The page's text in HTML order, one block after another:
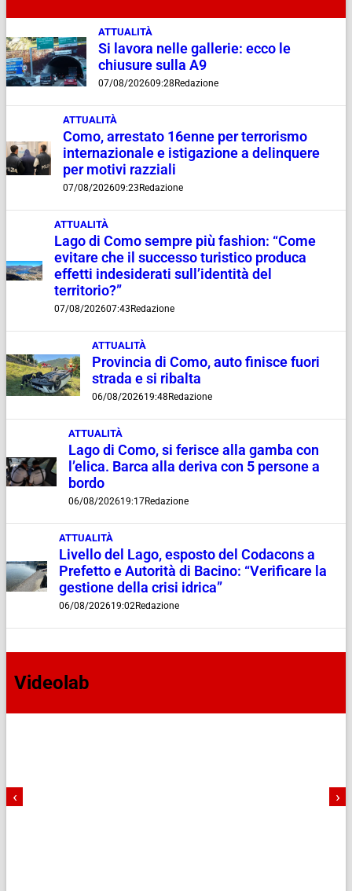
ATTUALITÀ
Si lavora nelle gallerie: ecco le
chiusure sulla A9
07/08/202609:28 Redazione
ATTUALITÀ
Como, arrestato 16enne per terrorismo
internazionale e istigazione a delinquere
per motivi razziali
07/08/202609:23 Redazione
ATTUALITÀ
Lago di Como sempre più fashion: “Come
evitare che il successo turistico produca
effetti indesiderati sull’identità del
territorio?”
07/08/202607:43 Redazione
ATTUALITÀ
Provincia di Como, auto finisce fuori
strada e si ribalta
06/08/202619:48 Redazione
ATTUALITÀ
Lago di Como, si ferisce alla gamba con
l’elica. Barca alla deriva con 5 persone a
bordo
06/08/202619:17Redazione
ATTUALITÀ
Livello del Lago, esposto del Codacons a
Prefetto e Autorità di Bacino: “Verificare la
gestione della crisi idrica”
06/08/202619:02Redazione
Videolab
‹ ›